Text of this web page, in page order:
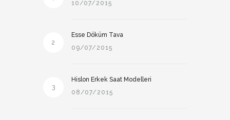
10/07/2015
2
Esse Döküm Tava
09/07/2015
3
Hislon Erkek Saat Modelleri
08/07/2015